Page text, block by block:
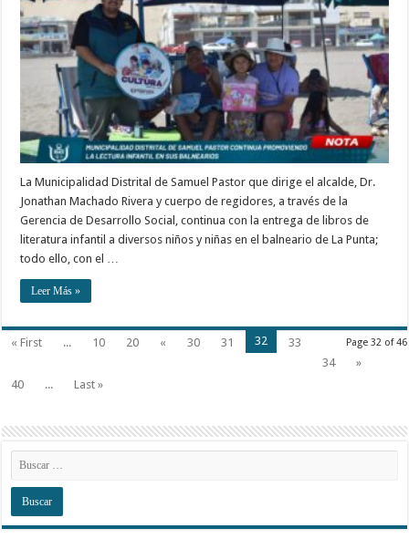
La Municipalidad Distrital de Samuel Pastor que dirige el alcalde, Dr.
Jonathan Machado Rivera y cuerpo de regidores, a través de la
Gerencia de Desarrollo Social, continua con la entrega de libros de
literatura infantil a diversos niños y niñas en el balneario de La Punta;
todo ello, con el …
Leer Más »
Page 32 of 46
« First ... 10 20 « 30 31 32
33
34
»
40
... Last »